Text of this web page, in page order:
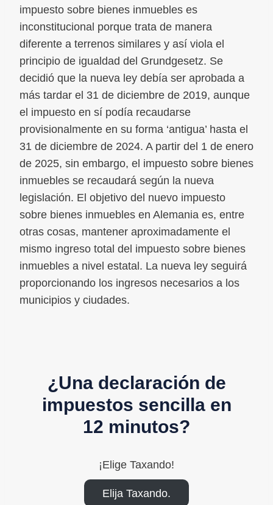
impuesto sobre bienes inmuebles es
inconstitucional porque trata de manera
diferente a terrenos similares y así viola el
principio de igualdad del Grundgesetz. Se
decidió que la nueva ley debía ser aprobada a
más tardar el 31 de diciembre de 2019, aunque
el impuesto en sí podía recaudarse
provisionalmente en su forma ‘antigua’ hasta el
31 de diciembre de 2024. A partir del 1 de enero
de 2025, sin embargo, el impuesto sobre bienes
inmuebles se recaudará según la nueva
legislación. El objetivo del nuevo impuesto
sobre bienes inmuebles en Alemania es, entre
otras cosas, mantener aproximadamente el
mismo ingreso total del impuesto sobre bienes
inmuebles a nivel estatal. La nueva ley seguirá
proporcionando los ingresos necesarios a los
municipios y ciudades.
¿Una declaración de
impuestos sencilla en
12 minutos?
¡Elige Taxando!
Elija Taxando.